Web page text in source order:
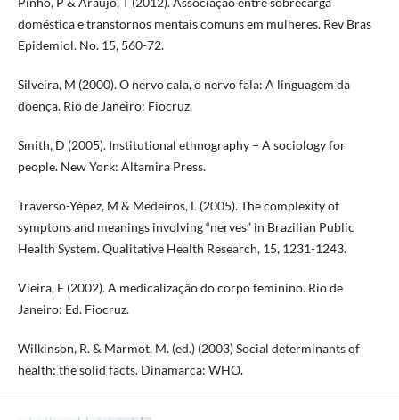
doméstica e transtornos mentais comuns em mulheres. Rev Bras
Epidemiol. No. 15, 560-72.
Silveira, M (2000). O nervo cala, o nervo fala: A linguagem da
doença. Rio de Janeiro: Fiocruz.
Smith, D (2005). Institutional ethnography – A sociology for
people. New York: Altamira Press.
Traverso-Yépez, M & Medeiros, L (2005). The complexity of
symptons and meanings involving “nerves” in Brazilian Public
Health System. Qualitative Health Research, 15, 1231-1243.
Vieira, E (2002). A medicalização do corpo feminino. Rio de
Janeiro: Ed. Fiocruz.
Wilkinson, R. & Marmot, M. (ed.) (2003) Social determinants of
health: the solid facts. Dinamarca: WHO.